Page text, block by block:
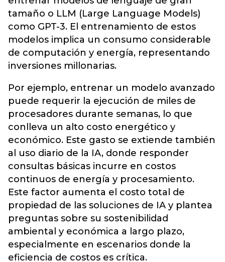
tamaño o LLM (Large Language Models)
como GPT-3. El entrenamiento de estos
modelos implica un consumo considerable
de computación y energía, representando
inversiones millonarias.
Por ejemplo, entrenar un modelo avanzado
puede requerir la ejecución de miles de
procesadores durante semanas, lo que
conlleva un alto costo energético y
económico. Este gasto se extiende también
al uso diario de la IA, donde responder
consultas básicas incurre en costos
continuos de energía y procesamiento.
Este factor aumenta el costo total de
propiedad de las soluciones de IA y plantea
preguntas sobre su sostenibilidad
ambiental y económica a largo plazo,
especialmente en escenarios donde la
eficiencia de costos es crítica.